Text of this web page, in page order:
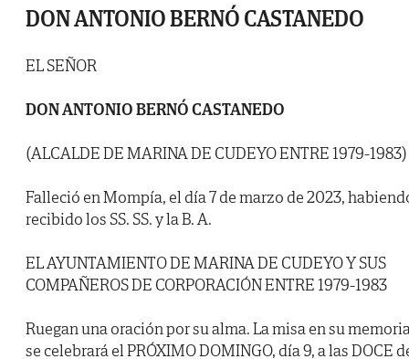
DON ANTONIO BERNÓ CASTANEDO
EL SEÑOR
DON ANTONIO BERNÓ CASTANEDO
(ALCALDE DE MARINA DE CUDEYO ENTRE 1979-1983)
Falleció en Mompía, el día 7 de marzo de 2023,
recibido los SS. SS. y la B. A.
EL AYUNTAMIENTO DE MARINA DE CUDEYO Y SUS
COMPAÑEROS DE CORPORACIÓN ENTRE 1979-1983
Ruegan una oración por su alma. La misa en su
se celebrará el PRÓXIMO DOMINGO, día 9, a las DOCE